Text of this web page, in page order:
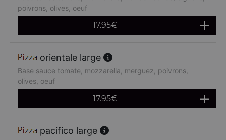
poivrons, olives, oeuf
17.95€
orientale large
Base sauce tomate, mozzarella, merguez, poivrons,
olives, oeuf
17.95€
pacifico large